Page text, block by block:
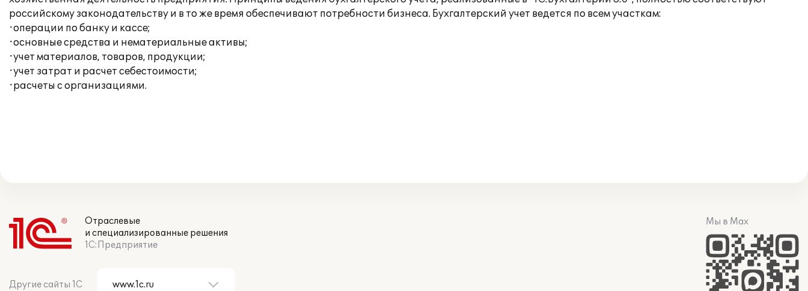
российскому законодательству и в то же время обеспечивают потребности бизнеса. Бухгалтерский учет ведется по всем участкам:
·операции по банку и кассе;
·основные средства и нематериальные активы;
·учет материалов, товаров, продукции;
·учет затрат и расчет себестоимости;
·расчеты с организациями.
Отраслевые
и специализированные решения
1С:Предприятие
Другие сайты 1С
Мы в Max